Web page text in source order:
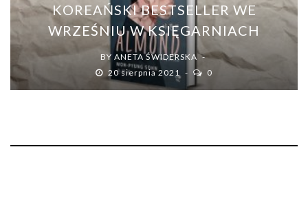
KOREAŃSKI BESTSELLER WE
WRZEŚNIU W KSIĘGARNIACH
BY ANETA ŚWIDERSKA
20 sierpnia 2021
0